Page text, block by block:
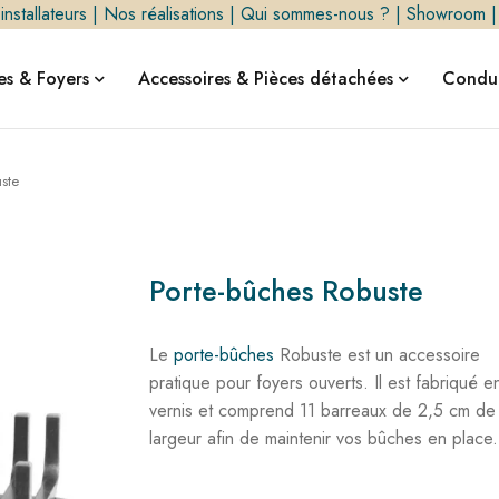
| Nos réalisations | Qui sommes-nous ? | Showroom
& Foyers Accessoires & Pièces détachées
Porte-bûches Robuste
Leporte-bûches Robuste est un accessoire
pratique pour foyers ouverts. Il est fabriqué
vernis et comprend 11 barreaux de 2,5 cm de
largeur afin de maintenir vos bûches en place.